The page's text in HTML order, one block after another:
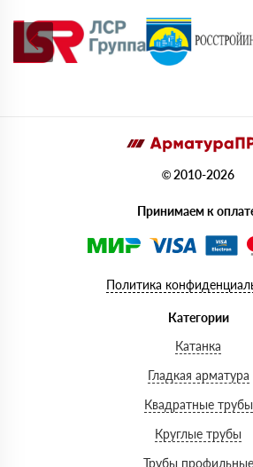
© 2010-2026
Принимаем к
Политика
Категории
Катанка
Гладкая арматура
Квадратные трубы
Круглые трубы
Трубы профильные